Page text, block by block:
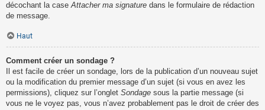
décochant la caseAttacher ma signature dans le formulaire de rédaction
de message.
Haut
Comment créer un sondage ?
Il est facile de créer un sondage, lors de la publication d’un nouveau sujet
ou la modification du premier message d’un sujet (si vous en avez les
permissions), cliquez sur l’onglet Sondage sous la partie message (si
vous ne le voyez pas, vous n’avez probablement pas le droit de créer des